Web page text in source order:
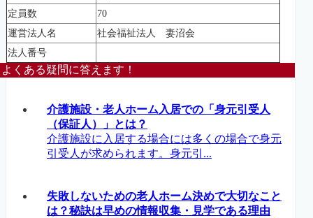
定員数
70
運営法人名
社会福祉法人 妻沼会
法人番号
よくある疑問に答えます！
介護施設・老人ホーム入居での「身元引受人
（保証人）」とは？
介護施設に入居する場合には多くの場合で身元
引受人が求められます。身元引...
失敗しないための老人ホーム決めで大切なこと
は？秘訣は早めの情報収集・見学である理由